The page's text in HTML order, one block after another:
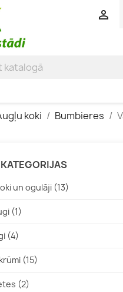

koki Bumbieres
un ogulāji (13)
(1)
(4)
(15)
(2)